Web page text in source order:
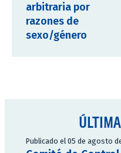
arbitraria por
razones de
sexo/género
Publicado el 05 de agosto